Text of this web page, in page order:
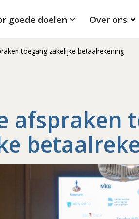
goede doelen Over ons
toegang zakelijke betaalrekening
afspraken